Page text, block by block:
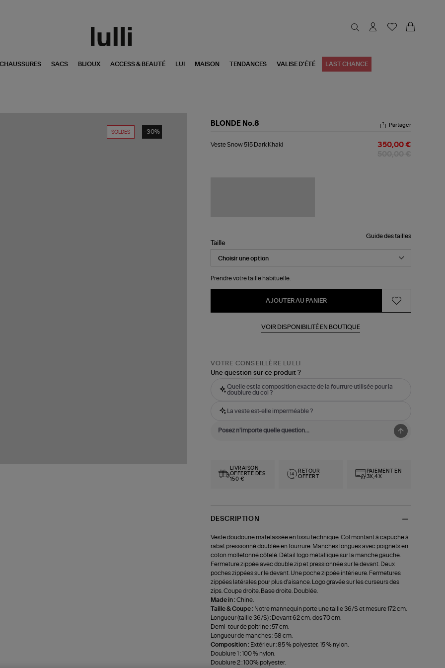
SACS BIJOUX ACCESS & BEAUTÉ LUI MAISON TENDANCES VALISE D'ÉTÉ LAST CHANCE
SOLDES -30%
BLONDE No.8
Snow
Partager
Veste Snow 515 Dark Khaki 350,00 €
Guide des tailles
Taille
Prendre votre taille habituelle.
AJOUTER AU PANIER
VOIR DISPONIBILITÉ EN BOUTIQUE
VOTRE CONSEILLÈRE LULLI
Une question sur ce produit ?
Quelle est la composition exacte de la fourrure utilisée pour la
doublure du col ?
La veste est-elle imperméable ?
LIVRAISON
OFFERTE DÈS
150 €
RETOUR
OFFERT
PAIEMENT EN
3X,4X
DESCRIPTION
Veste doudoune matelassée en tissu technique. Col montant à capuche à
rabat pressionné doublée en fourrure. Manches longues avec poignets en
coton molletonné côtelé. Détail logo métallique sur la manche gauche.
Fermeture zippée avec double zip et pressionnée sur le devant. Deux
poches zippées sur le devant. Une poche zippée intérieure. Fermetures
zippées latérales pour plus d'aisance. Logo gravée sur les curseurs des
zips. Coupe droite. Base droite. Doublée.
Made in :Chine.
Taille & Coupe : Notre mannequin porte une taille 36/S et mesure 172 cm.
Longueur (taille 36/S) : Devant 62 cm, dos 70 cm.
Demi-tour de poitrine : 57 cm.
Longueur de manches : 58 cm.
Composition : Extérieur : 85 % polyester, 15 % nylon.
Doublure 1 : 100 % nylon.
Doublure 2 : 100% polyester.